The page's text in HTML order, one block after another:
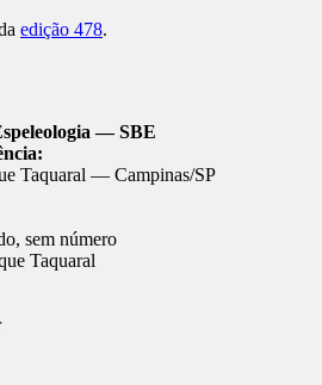
edição 478.
— SBE
Taquaral — Campinas/SP
sem número
Taquaral